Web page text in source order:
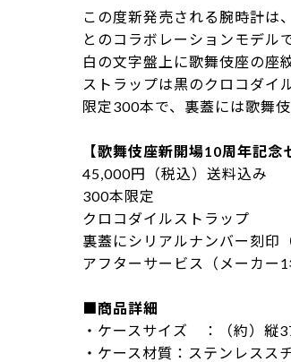
この度新発売される腕時計は
とのコラボレーションモデルで
白の文字盤上に歌舞伎座の座
ストラップは黒のクロコダイ
限定300本で、裏蓋には歌舞
【歌舞伎座新開場10周年記念
45,000円（税込）送料込み
300本限定
クロコダイルストラップ
裏蓋にシリアルナンバー刻印
アフターサービス（メーカー1
■商品詳細
・ケースサイズ ：（約）縦
・ケース材質：ステンレスス